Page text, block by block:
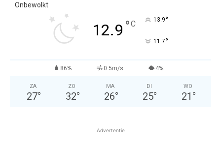
Onbewolkt
12.9 °C 13.9°
11.7°
86% 0.5m/s 4%
ZA
27°
ZO
32°
MA
26°
DI
25°
WO
21 °
Advertentie